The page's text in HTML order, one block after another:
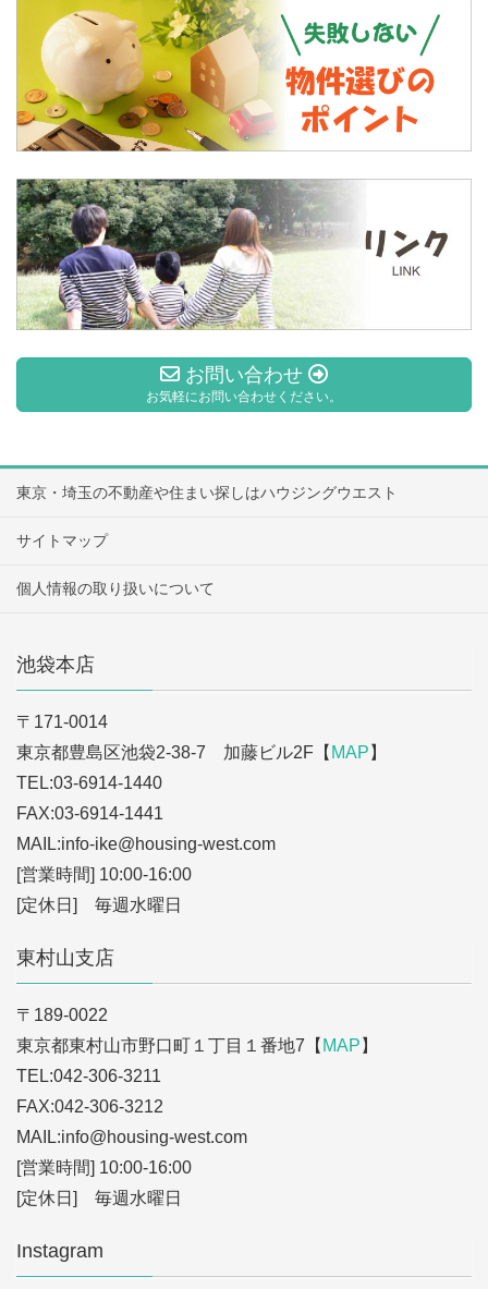
お問い合わせ
お気軽にお問い合わせください。
東京・埼玉の不動産や住まい探しはハウジングウエスト
サイトマップ
個人情報の取り扱いについて
池袋本店
〒171-0014
東京都豊島区池袋2-38-7 加藤ビル2F【 MAP 】
TEL:03-6914-1440
FAX:03-6914-1441
MAIL:info-ike@housing-west.com
[営業時間] 10:00-16:00
[定休日] 毎週水曜日
東村山支店
〒189-0022
東京都東村山市野口町１丁目１番地7【 MAP 】
TEL:042-306-3211
FAX:042-306-3212
MAIL:info@housing-west.com
[営業時間] 10:00-16:00
[定休日] 毎週水曜日
Instagram